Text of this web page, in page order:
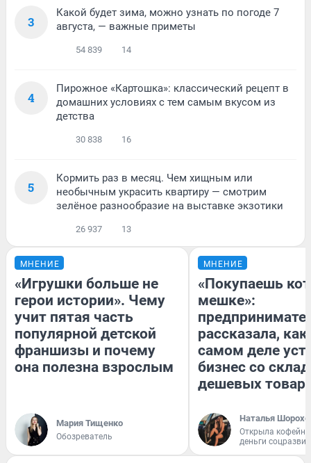
3
Какой будет зима, можно узнать по погоде 7
августа, — важные приметы
54 839 14
4
Пирожное «Картошка»: классический рецепт в
домашних условиях с тем самым вкусом из
детства
30 838 16
5
Кормить раз в месяц. Чем хищным или
необычным украсить квартиру — смотрим
зелёное разнообразие на выставке экзотики
26 937 13
МНЕНИЕ
«Игрушки больше не
герои истории». Чему
учит пятая часть
популярной детской
франшизы и почему
она полезна взрослым
Мария Тищенко
Обозреватель
МНЕНИЕ
«Покупаешь
мешке»:
рассказала, как
самом деле
бизнес со
дешевых
Наталья
Открыла
деньги